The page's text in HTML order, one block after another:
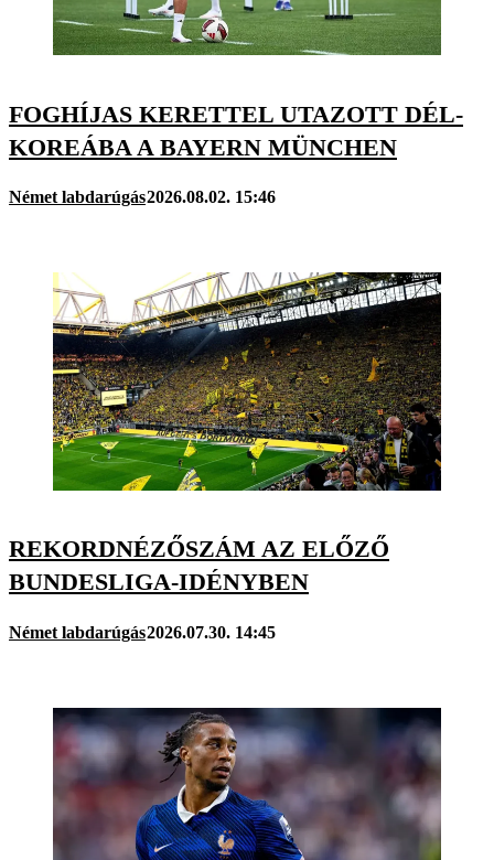
FOGHÍJAS KERETTEL UTAZOTT DÉL-
KOREÁBA A BAYERN MÜNCHEN
Német labdarúgás2026.08.02. 15:46
REKORDNÉZŐSZÁM AZ ELŐZŐ
BUNDESLIGA-IDÉNYBEN
Német labdarúgás2026.07.30. 14:45